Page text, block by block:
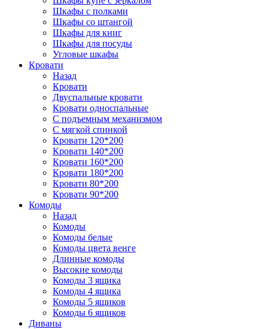
Шкафы с полками
Шкафы со штангой
Шкафы для книг
Шкафы для посуды
Угловые шкафы
Кровати
Назад
Кровати
Двуспальные кровати
Кровати односпальные
С подъемным механизмом
С мягкой спинкой
Кровати 120*200
Кровати 140*200
Кровати 160*200
Кровати 180*200
Кровати 80*200
Кровати 90*200
Комоды
Назад
Комоды
Комоды белые
Комоды цвета венге
Длинные комоды
Высокие комоды
Комоды 3 ящика
Комоды 4 ящика
Комоды 5 ящиков
Комоды 6 ящиков
Диваны